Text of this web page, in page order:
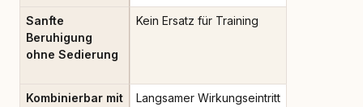
Sanfte
Beruhigung
ohne Sedierung
Kein Ersatz für Training
Kombinierbar mit
Langsamer Wirkungseintritt